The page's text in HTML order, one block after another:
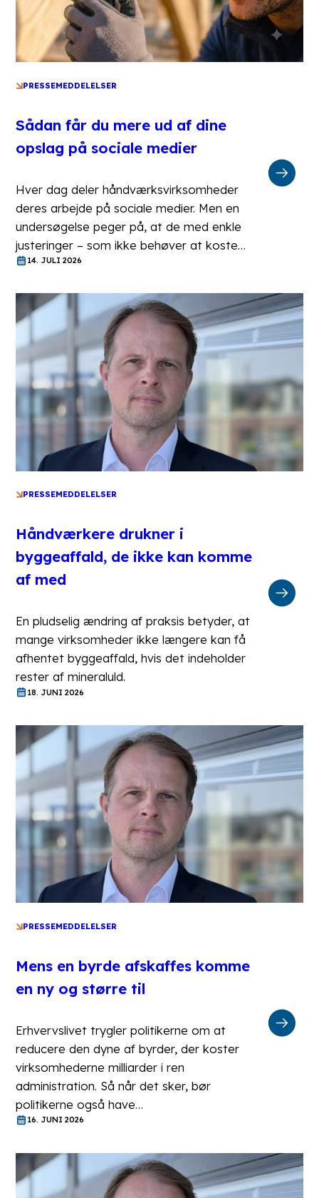
PRESSEMEDDELELSER
Sådan får du mere ud af dine
opslag på sociale medier
Hver dag deler håndværksvirksomheder
deres arbejde på sociale medier. Men en
undersøgelse peger på, at de med enkle
justeringer – som ikke behøver at koste…
14. JULI 2026
PRESSEMEDDELELSER
Håndværkere drukner i
byggeaffald, de ikke kan komme
af med
En pludselig ændring af praksis betyder, at
mange virksomheder ikke længere kan få
afhentet byggeaffald, hvis det indeholder
rester af mineraluld.
18. JUNI 2026
PRESSEMEDDELELSER
Mens en byrde afskaffes komme
en ny og større til
Erhvervslivet trygler politikerne om at
reducere den dyne af byrder, der koster
virksomhederne milliarder i ren
administration. Så når det sker, bør
politikerne også have…
16. JUNI 2026